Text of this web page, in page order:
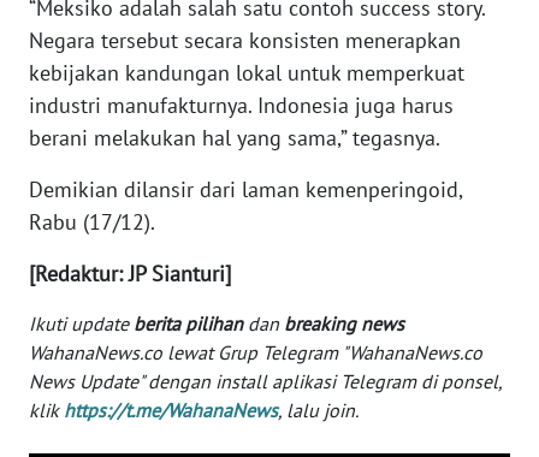
“Meksiko adalah salah satu contoh success story.
Negara tersebut secara konsisten menerapkan
kebijakan kandungan lokal untuk memperkuat
industri manufakturnya. Indonesia juga harus
berani melakukan hal yang sama,” tegasnya.
Demikian dilansir dari laman kemenperingoid,
Rabu (17/12).
[Redaktur: JP Sianturi]
Ikuti update berita pilihandan breaking news
WahanaNews.co lewat Grup Telegram "WahanaNews.co
News Update" dengan install aplikasi Telegram di ponsel,
klik https://t.me/WahanaNews, lalu join.
WN
RIAU
SERAMBI
JAMBI
SULTRA
WN
NTB